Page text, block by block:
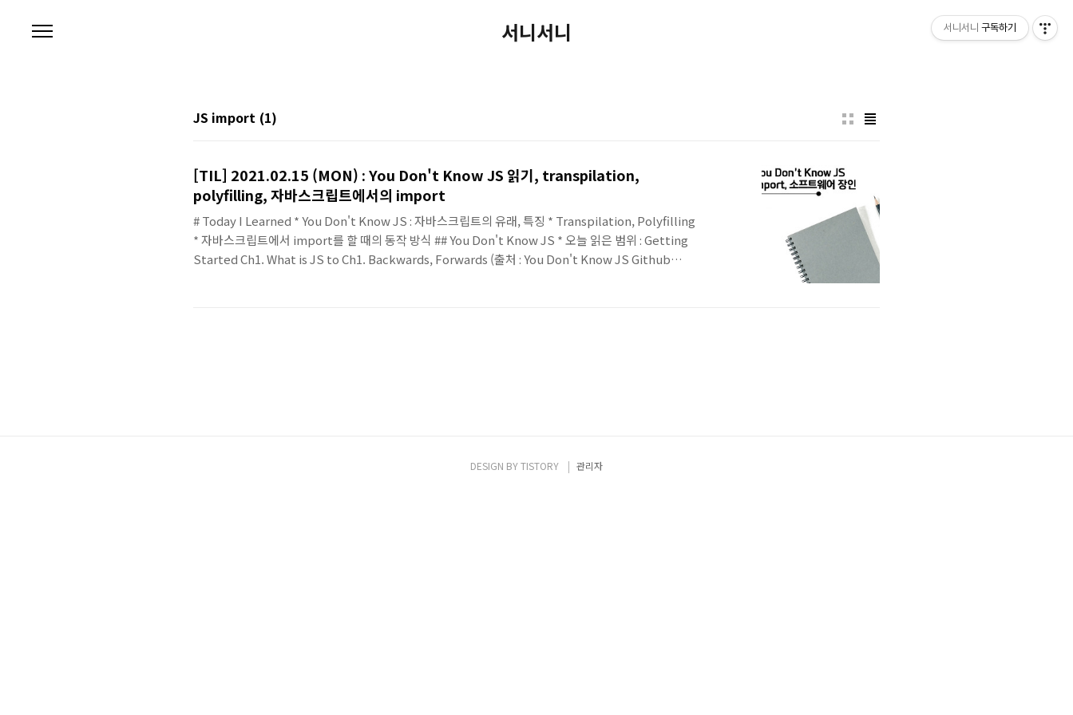
서니서니
JS import (1)
[TIL] 2021.02.15 (MON) : You Don't Know JS 읽기, transpilation,
polyfilling, 자바스크립트에서의 import
# Today I Learned * You Don't Know JS : 자바스크립트의 유래, 특징 * Transpilation, Polyfilling
* 자바스크립트에서 import를 할 때의 동작 방식 ## You Don't Know JS * 오늘 읽은 범위 : Getting
Started Ch1. What is JS to Ch1. Backwards, Forwards (출처 : You Don't Know JS Github
DESIGN BYTISTORY 관리자
서니서니 구독하기